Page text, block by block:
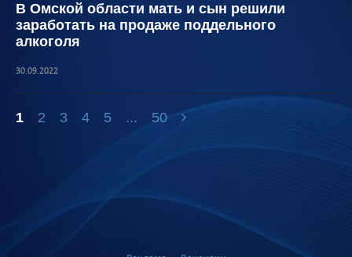
В Омской области мать и сын решили
заработать на продаже поддельного
алкоголя
30.09.2022
1 2 3 4 5 ... 50